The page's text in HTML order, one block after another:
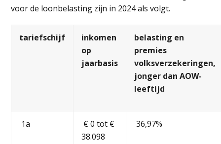
voor de loonbelasting zijn in 2024 als volgt.
tariefschijf
inkomen
op
jaarbasis
belasting en
premies
volksverzekeringen,
jonger dan AOW-
leeftijd
1a
€ 0 tot €
38.098
36,97%